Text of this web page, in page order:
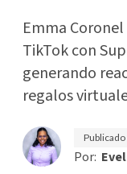
Emma
TikTok con
generando
regalos
Publicado
Por: